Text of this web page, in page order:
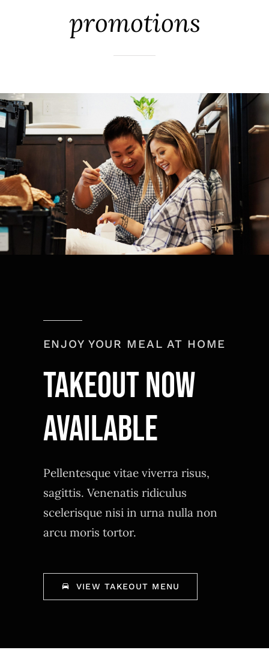
promotions
ENJOY YOUR MEAL AT HOME
TAKEOUT NOW
AVAILABLE
Pellentesque vitae viverra risus,
sagittis. Venenatis ridiculus
scelerisque nisi in urna nulla non
arcu moris tortor.
VIEW TAKEOUT MENU